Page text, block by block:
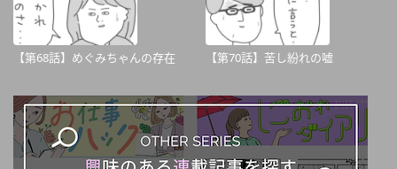
【第68話】めぐみちゃんの存在 【第70話】苦し紛れの嘘